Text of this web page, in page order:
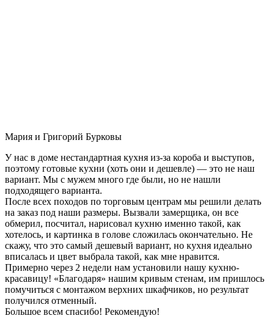
Мария и Григорий Бурковы
У нас в доме нестандартная кухня из-за короба и выступов,
поэтому готовые кухни (хоть они и дешевле) — это не наш
вариант. Мы с мужем много где были, но не нашли
подходящего варианта.
После всех походов по торговым центрам мы решили делать
на заказ под наши размеры. Вызвали замерщика, он все
обмерил, посчитал, нарисовал кухню именно такой, как
хотелось, и картинка в голове сложилась окончательно. Не
скажу, что это самый дешевый вариант, но кухня идеально
вписалась и цвет выбрала такой, как мне нравится.
Примерно через 2 недели нам установили нашу кухню-
красавицу! «Благодаря» нашим кривым стенам, им пришлось
помучиться с монтажом верхних шкафчиков, но результат
получился отменный.
Большое всем спасибо! Рекомендую!